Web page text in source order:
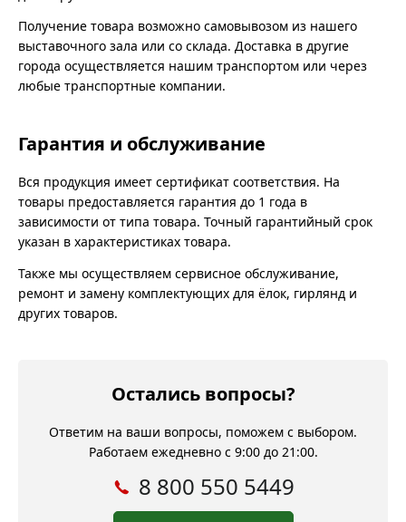
Получение товара возможно самовывозом из нашего
выставочного зала или со склада. Доставка в другие
города осуществляется нашим транспортом или через
любые транспортные компании.
Гарантия и обслуживание
Вся продукция имеет сертификат соответствия. На
товары предоставляется гарантия до 1 года в
зависимости от типа товара. Точный гарантийный срок
указан в характеристиках товара.
Также мы осуществляем сервисное обслуживание,
ремонт и замену комплектующих для ёлок, гирлянд и
других товаров.
Остались вопросы?
Ответим на ваши вопросы, поможем с выбором.
Работаем ежедневно с 9:00 до 21:00.
8 800 550 5449